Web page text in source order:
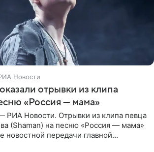
Новости
отрывки из клипа
«Россия — мама»
Новости. Отрывки из клипа певца
(Shaman) на песню «Россия — мама»
новостной передачи главной